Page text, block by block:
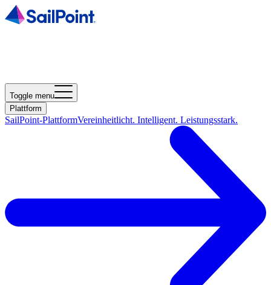
Toggle menu
Plattform
SailPoint-PlattformVereinheitlicht. Intelligent. Leistungsstark.